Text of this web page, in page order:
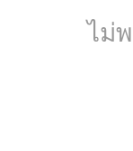
ไม่